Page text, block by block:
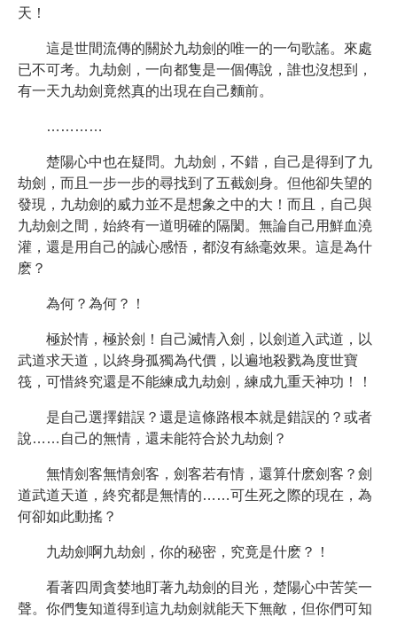
天！
這是世間流傳的關於九劫劍的唯一的一句歌謠。來處
已不可考。九劫劍，一向都隻是一個傳說，誰也沒想到，
有一天九劫劍竟然真的出現在自己麵前。
…………
楚陽心中也在疑問。九劫劍，不錯，自己是得到了九
劫劍，而且一步一步的尋找到了五截劍身。但他卻失望的
發現，九劫劍的威力並不是想象之中的大！而且，自己與
九劫劍之間，始終有一道明確的隔閡。無論自己用鮮血澆
灌，還是用自己的誠心感悟，都沒有絲毫效果。這是為什
麽？
為何？為何？！
極於情，極於劍！自己滅情入劍，以劍道入武道，以
武道求天道，以終身孤獨為代價，以遍地殺戮為度世寶
筏，可惜終究還是不能練成九劫劍，練成九重天神功！！
是自己選擇錯誤？還是這條路根本就是錯誤的？或者
說……自己的無情，還未能符合於九劫劍？
無情劍客無情劍客，劍客若有情，還算什麽劍客？劍
道武道天道，終究都是無情的……可生死之際的現在，為
何卻如此動搖？
九劫劍啊九劫劍，你的秘密，究竟是什麽？！
看著四周貪婪地盯著九劫劍的目光，楚陽心中苦笑一
聲。你們隻知道得到這九劫劍就能天下無敵，但你們可知